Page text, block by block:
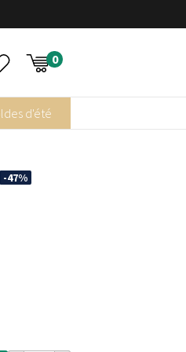
d'été
-47%